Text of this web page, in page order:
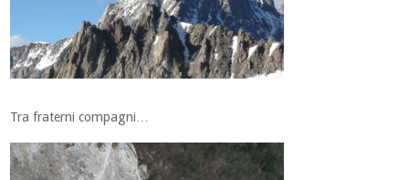
Tra fraterni compagni…